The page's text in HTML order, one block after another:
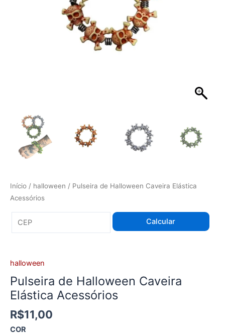
Início / halloween / Pulseira de Halloween Caveira Elástica
Acessórios
Calcular
halloween
Pulseira de Halloween Caveira
Elástica Acessórios
R$11,00
COR